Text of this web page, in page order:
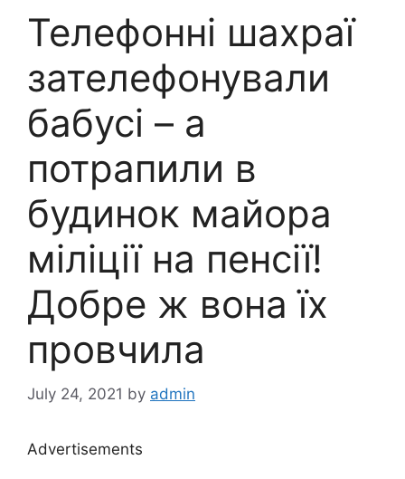
Телефонні шахраї
зателефонували
бабусі – а
потрапили в
будинок майора
міліції на пенсії!
Добре ж вона їх
провчила
July 24, 2021 by admin
Advertisements